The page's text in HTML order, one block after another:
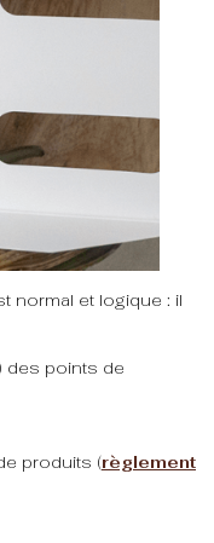
normal et logique : il
des points de
produits (règlement